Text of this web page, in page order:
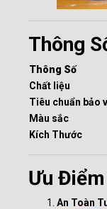
Thông
Thông Số
Chất liệu
Tiêu chuẩn bảo
Màu sắc
Kích Thước
Ưu
An Toàn